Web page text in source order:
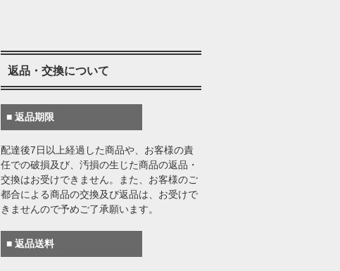
返品・交換について
■ 返品期限
配達後7日以上経過した商品や、お客様の責
任での破損及び、汚損の生じた商品の返品・
交換はお受けできません。また、お客様のご
都合による商品の交換及び返品は、お受けで
きませんので予めご了承願います。
■ 返品送料